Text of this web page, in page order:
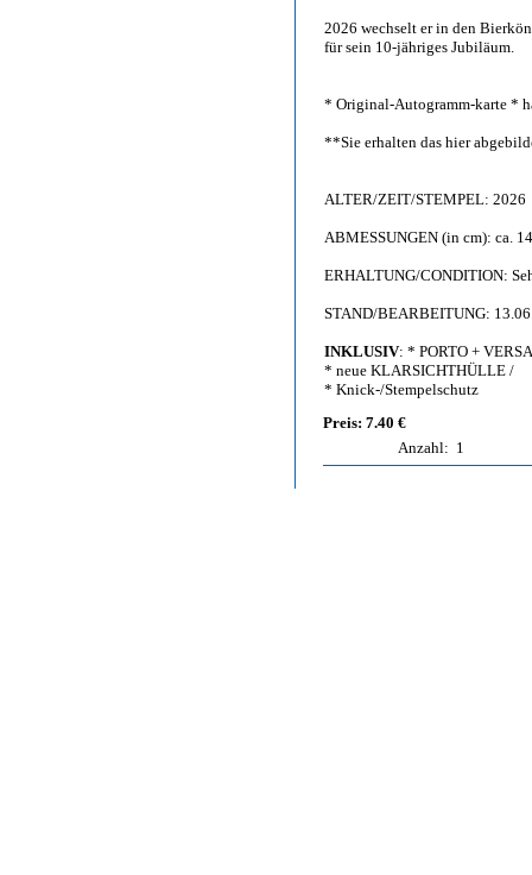
2026 wechselt er in den
für sein 10-jähriges Jubiläum.
* Original-Autogramm-karte *
**Sie erhalten das hier
ALTER/ZEIT/STEMPEL: 2026
ABMESSUNGEN (in cm): ca.
ERHALTUNG/CONDITION:
STAND/BEARBEITUNG:
INKLUSIV: * PORTO +
* neue KLARSICHTHÜLLE /
* Knick-/Stempelschutz
Preis: 7.40 €
Anzahl: 1